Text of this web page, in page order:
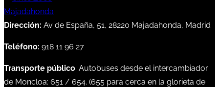
Dirección: Av de España, 51, 28220 Majadahonda, Madrid
Teléfono: 918 11 96 27
Transporte público: Autobuses desde el intercambiador
de Moncloa: 651 / 654. (655 para cerca en la glorieta de